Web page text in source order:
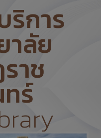
ริการ
าลัย
าช
ร์